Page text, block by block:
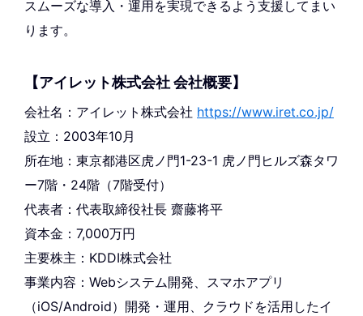
スムーズな導入・運用を実現できるよう支援してまい
ります。
【アイレット株式会社 会社概要】
会社名：アイレット株式会社 https://www.iret.co.jp/
設立：2003年10月
所在地：東京都港区虎ノ門1-23-1 虎ノ門ヒルズ森タワ
ー7階・24階（7階受付）
代表者：代表取締役社長 齋藤将平
資本金：7,000万円
主要株主：KDDI株式会社
事業内容：Webシステム開発、スマホアプリ
（iOS/Android）開発・運用、クラウドを活用したイ